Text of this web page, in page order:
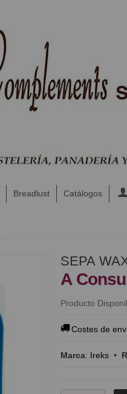
Breadlust Catálogos
SEPA
A
Producto
Costes de
Marca: Ireks•